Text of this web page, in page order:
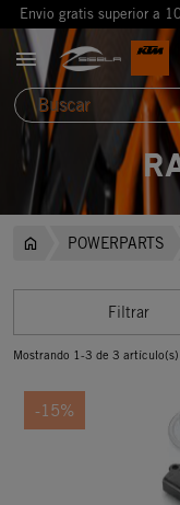
Envio gratis superior a

POWERPARTS
Filtrar
Mostrando 1-3 de 3 artículo(s)
-15%